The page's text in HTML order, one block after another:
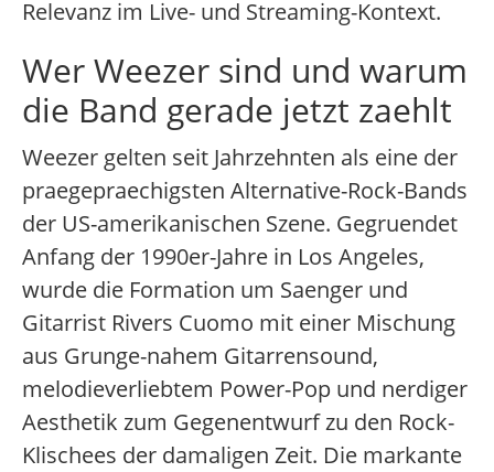
Relevanz im Live- und Streaming-Kontext.
Wer Weezer sind und warum
die Band gerade jetzt zaehlt
Weezer gelten seit Jahrzehnten als eine der
praegepraechigsten Alternative-Rock-Bands
der US-amerikanischen Szene. Gegruendet
Anfang der 1990er-Jahre in Los Angeles,
wurde die Formation um Saenger und
Gitarrist Rivers Cuomo mit einer Mischung
aus Grunge-nahem Gitarrensound,
melodieverliebtem Power-Pop und nerdiger
Aesthetik zum Gegenentwurf zu den Rock-
Klischees der damaligen Zeit. Die markante